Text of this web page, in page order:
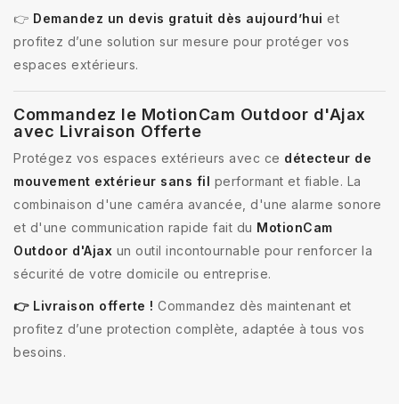
👉 Demandez un devis gratuit dès aujourd’hui et
profitez d’une solution sur mesure pour protéger vos
espaces extérieurs.
Commandez le MotionCam Outdoor d'Ajax
avec Livraison Offerte
Protégez vos espaces extérieurs avec ce détecteur de
mouvement extérieur sans fil performant et fiable. La
combinaison d'une caméra avancée, d'une alarme sonore
et d'une communication rapide fait du MotionCam
Outdoor d'Ajax un outil incontournable pour renforcer la
sécurité de votre domicile ou entreprise.
👉 Livraison offerte ! Commandez dès maintenant et
profitez d’une protection complète, adaptée à tous vos
besoins.